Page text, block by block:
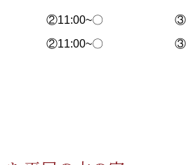
②11:00~〇
②11:00~〇